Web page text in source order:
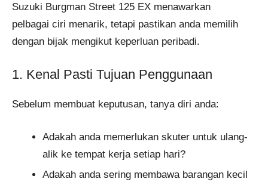
Suzuki Burgman Street 125 EX menawarkan
pelbagai ciri menarik, tetapi pastikan anda memilih
dengan bijak mengikut keperluan peribadi.
1. Kenal Pasti Tujuan Penggunaan
Sebelum membuat keputusan, tanya diri anda:
Adakah anda memerlukan skuter untuk ulang-
alik ke tempat kerja setiap hari?
Adakah anda sering membawa barangan kecil